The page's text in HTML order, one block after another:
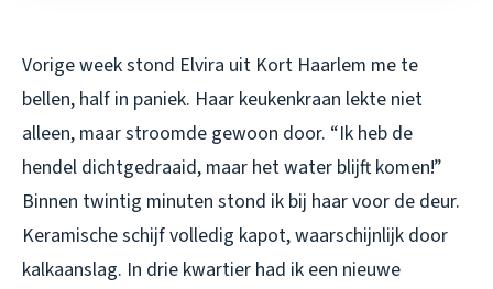
Vorige week stond Elvira uit Kort Haarlem me te
bellen, half in paniek. Haar keukenkraan lekte niet
alleen, maar stroomde gewoon door. “Ik heb de
hendel dichtgedraaid, maar het water blijft komen!”
Binnen twintig minuten stond ik bij haar voor de deur.
Keramische schijf volledig kapot, waarschijnlijk door
kalkaanslag. In drie kwartier had ik een nieuwe